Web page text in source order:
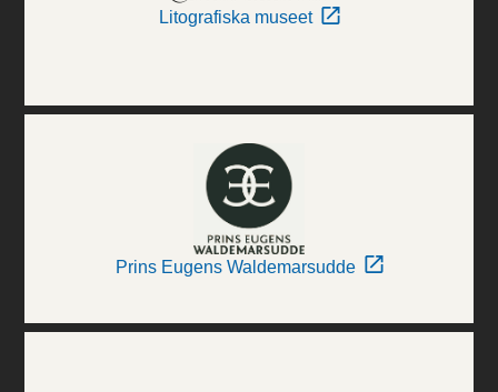
Litografiska museet
Prins Eugens Waldemarsudde